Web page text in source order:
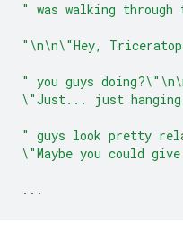
" was walking
"\n\n\"Hey,
" you guys
\"Just... just hanging
" guys look pretty
\"Maybe you could
...